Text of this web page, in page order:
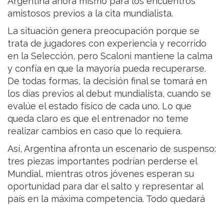
amistosos previos a la cita mundialista.
La situación genera preocupación porque se
trata de jugadores con experiencia y recorrido
en la Selección, pero Scaloni mantiene la calma
y confía en que la mayoría pueda recuperarse.
De todas formas, la decisión final se tomará en
los días previos al debut mundialista, cuando se
evalúe el estado físico de cada uno. Lo que
queda claro es que el entrenador no teme
realizar cambios en caso que lo requiera.
Así, Argentina afronta un escenario de suspenso:
tres piezas importantes podrían perderse el
Mundial, mientras otros jóvenes esperan su
oportunidad para dar el salto y representar al
país en la máxima competencia. Todo quedará